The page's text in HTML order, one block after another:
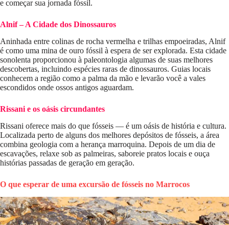
e começar sua jornada fóssil.
Alnif – A Cidade dos Dinossauros
Aninhada entre colinas de rocha vermelha e trilhas empoeiradas, Alnif
é como uma mina de ouro fóssil à espera de ser explorada. Esta cidade
sonolenta proporcionou à paleontologia algumas de suas melhores
descobertas, incluindo espécies raras de dinossauros. Guias locais
conhecem a região como a palma da mão e levarão você a vales
escondidos onde ossos antigos aguardam.
Rissani e os oásis circundantes
Rissani oferece mais do que fósseis — é um oásis de história e cultura.
Localizada perto de alguns dos melhores depósitos de fósseis, a área
combina geologia com a herança marroquina. Depois de um dia de
escavações, relaxe sob as palmeiras, saboreie pratos locais e ouça
histórias passadas de geração em geração.
O que esperar de uma excursão de fósseis no Marrocos